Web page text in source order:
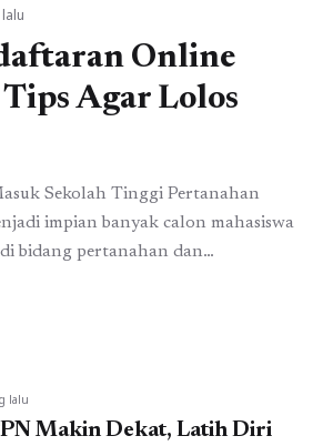
Online
Agar Lolos
Sekolah Tinggi Pertanahan
impian banyak calon mahasiswa
bidang pertanahan dan
kali menjadi perbincangan
lolos seleksi. Biaya pendaftaran ...
lalu
Makin Dekat, Latih Diri